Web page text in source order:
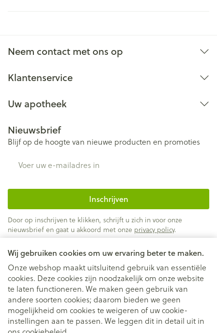
Wij gebruiken cookies om uw ervaring beter te maken.
Onze webshop maakt uitsluitend gebruik van essentiële
cookies. Deze cookies zijn noodzakelijk om onze website
te laten functioneren. We maken geen gebruik van
andere soorten cookies; daarom bieden we geen
mogelijkheid om cookies te weigeren of uw cookie-
instellingen aan te passen. We leggen dit in detail uit in
Neem contact met ons op
Klantenservice
Uw apotheek
Nieuwsbrief
Blijf op de hoogte van nieuwe producten en promoties
Inschrijven
Door op inschrijven te klikken, schrijft u zich in voor onze
nieuwsbrief en gaat u akkoord met onze privacy policy.
Juridische links